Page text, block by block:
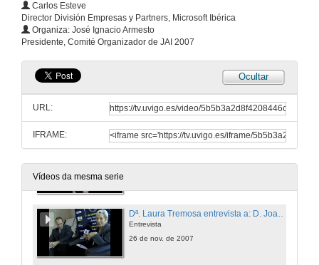
Carlos Esteve
Director División Empresas y Partners, Microsoft Ibérica
Organiza: José Ignacio Armesto
Presidente, Comité Organizador de JAI 2007
Ocultar
URL:
IFRAME:
Vídeos da mesma serie
Acto oficial de apertura JAI'2007
26 de nov. de 2007
A Internacionalización do grupo Ros-Roca: un proxecto basado nas persoas
Conferencia plenaria
26 de nov. de 2007
Estratexia de Microsoft para a industria
Entrevista
26 de nov. de 2007